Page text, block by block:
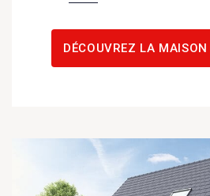
DÉCOUVREZ LA MAISON